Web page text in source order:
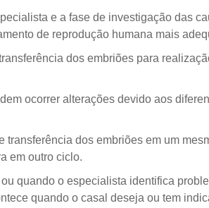
e a fase de investigação das
de reprodução humana mais
dos embriões para
ocorrer alterações devido aos
dos embriões em um
em outro ciclo.
quando o especialista identifica
quando o casal deseja ou tem